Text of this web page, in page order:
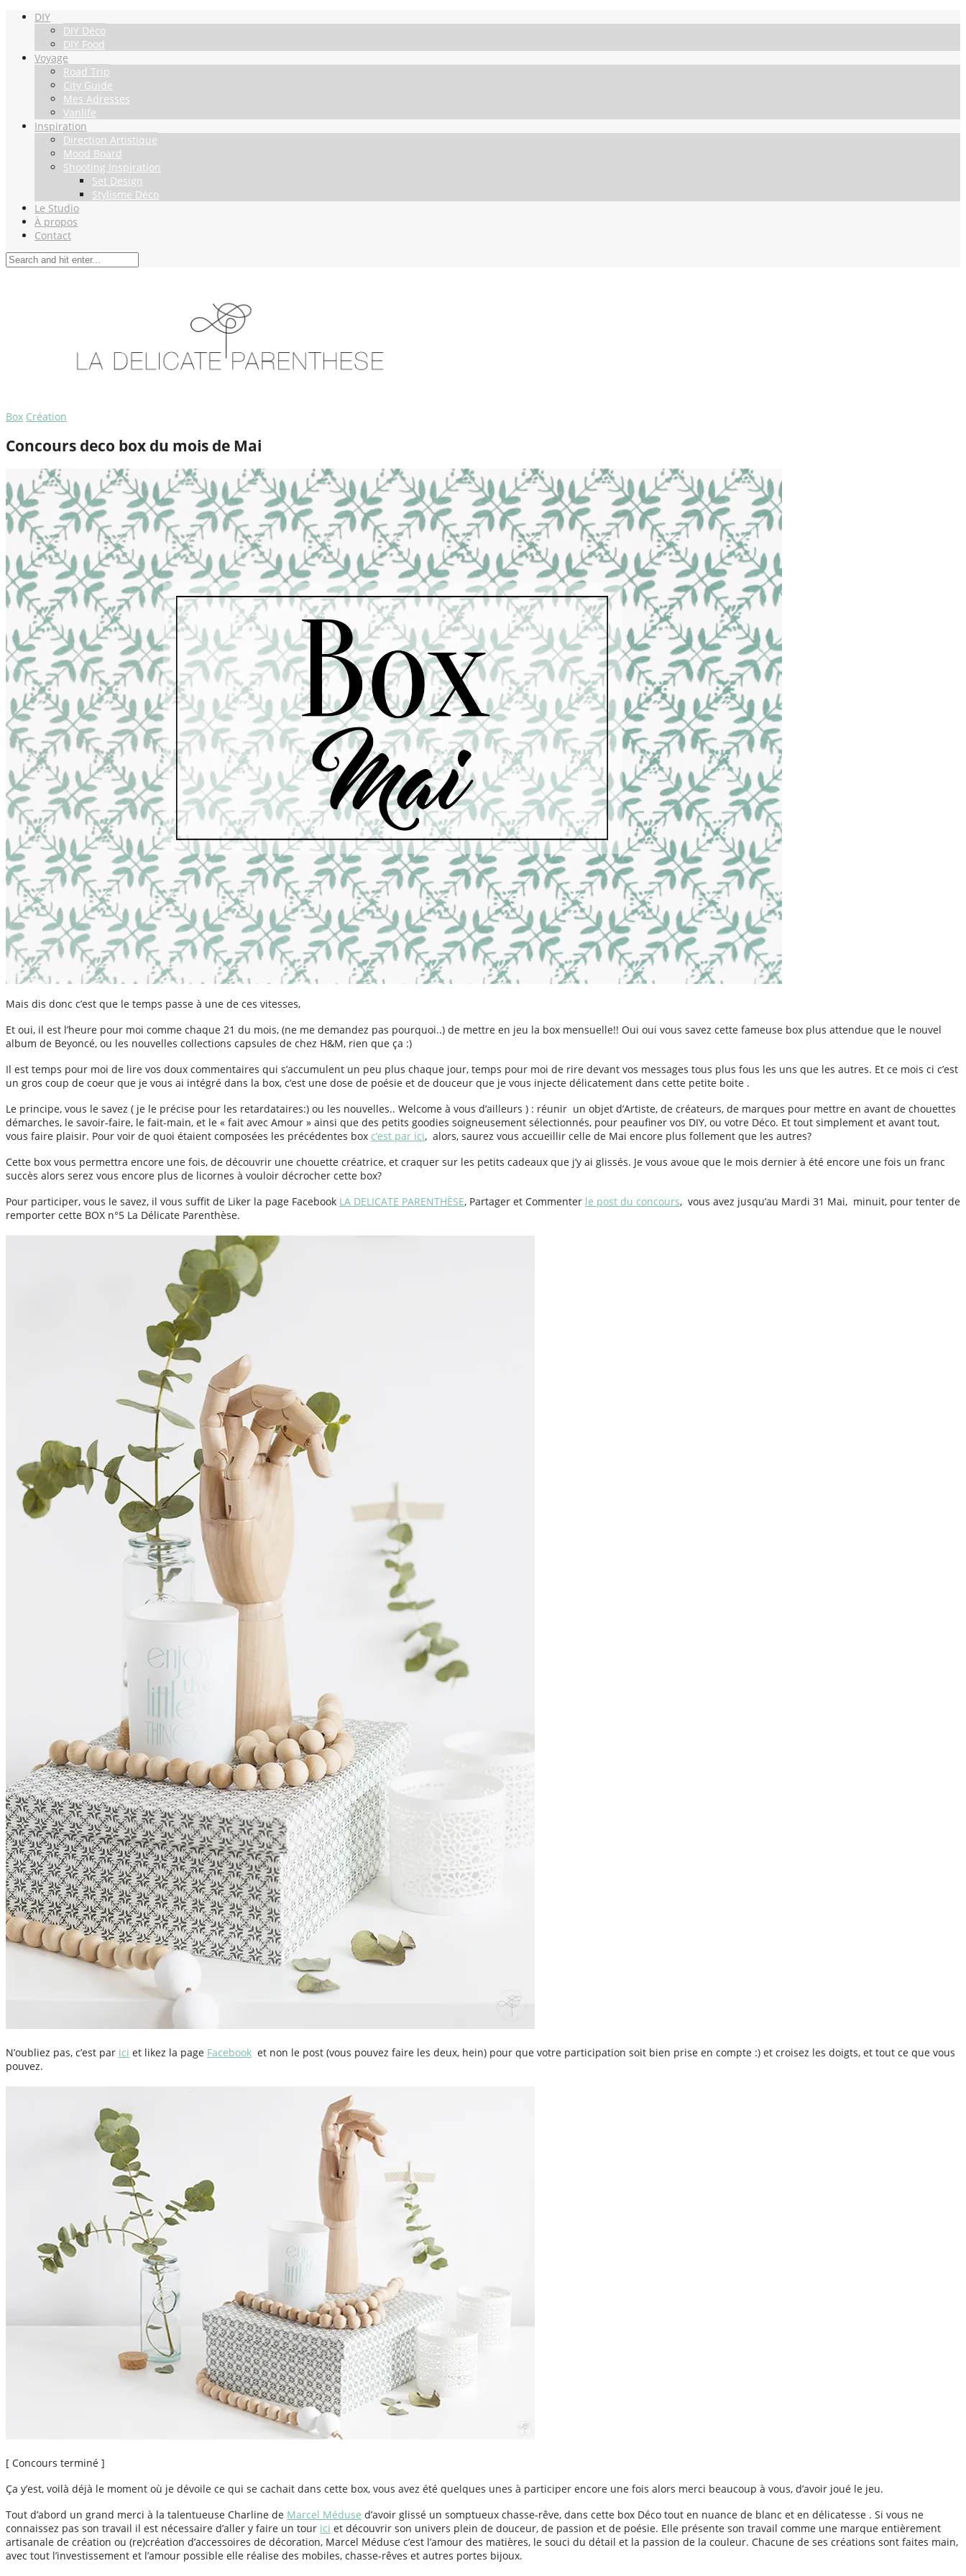
DIY
DIY Déco
DIY Food
Voyage
Road Trip
City Guide
Mes Adresses
Vanlife
Inspiration
Direction Artistique
Mood Board
Shooting Inspiration
Set Design
Stylisme Déco
Le Studio
À propos
Contact
Box Création
Concours deco box du mois de Mai
Mais dis donc c’est que le temps passe à une de ces vitesses,
Et oui, il est l’heure pour moi comme chaque 21 du mois, (ne me demandez pas pourquoi..) de mettre en jeu la box mensuelle!! Oui oui vous savez cette fameuse box plus attendue que le nouvel
album de Beyoncé, ou les nouvelles collections capsules de chez H&M, rien que ça :)
Il est temps pour moi de lire vos doux commentaires qui s’accumulent un peu plus chaque jour, temps pour moi de rire devant vos messages tous plus fous les uns que les autres. Et ce mois ci c’est
un gros coup de coeur que je vous ai intégré dans la box, c’est une dose de poésie et de douceur que je vous injecte délicatement dans cette petite boite .
Le principe, vous le savez ( je le précise pour les retardataires:) ou les nouvelles.. Welcome à vous d’ailleurs ) : réunir un objet d’Artiste, de créateurs, de marques pour mettre en avant de chouettes
démarches, le savoir-faire, le fait-main, et le « fait avec Amour » ainsi que des petits goodies soigneusement sélectionnés, pour peaufiner vos DIY, ou votre Déco. Et tout simplement et avant tout,
vous faire plaisir. Pour voir de quoi étaient composées les précédentes box c’est par ici, alors, saurez vous accueillir celle de Mai encore plus follement que les autres?
Cette box vous permettra encore une fois, de découvrir une chouette créatrice, et craquer sur les petits cadeaux que j’y ai glissés. Je vous avoue que le mois dernier à été encore une fois un franc
succès alors serez vous encore plus de licornes à vouloir décrocher cette box?
Pour participer, vous le savez, il vous suffit de Liker la page Facebook LA DELICATE PARENTHÈSE, Partager et Commenter le post du concours, vous avez jusqu’au Mardi 31 Mai, minuit, pour tenter de
remporter cette BOX n°5 La Délicate Parenthèse.
N’oubliez pas, c’est par ici et likez la page Facebook et non le post (vous pouvez faire les deux, hein) pour que votre participation soit bien prise en compte :) et croisez les doigts, et tout ce que vous
pouvez.
[ Concours terminé ]
Ça y’est, voilà déjà le moment où je dévoile ce qui se cachait dans cette box, vous avez été quelques unes à participer encore une fois alors merci beaucoup à vous, d’avoir joué le jeu.
Tout d’abord un grand merci à la talentueuse Charline de Marcel Méduse d’avoir glissé un somptueux chasse-rêve, dans cette box Déco tout en nuance de blanc et en délicatesse . Si vous ne
connaissez pas son travail il est nécessaire d’aller y faire un tour ici et découvrir son univers plein de douceur, de passion et de poésie. Elle présente son travail comme une marque entièrement
artisanale de création ou (re)création d’accessoires de décoration, Marcel Méduse c’est l’amour des matières, le souci du détail et la passion de la couleur. Chacune de ses créations sont faites main,
avec tout l’investissement et l’amour possible elle réalise des mobiles, chasse-rêves et autres portes bijoux.